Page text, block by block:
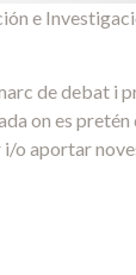
e
de debat i
on es
o aportar